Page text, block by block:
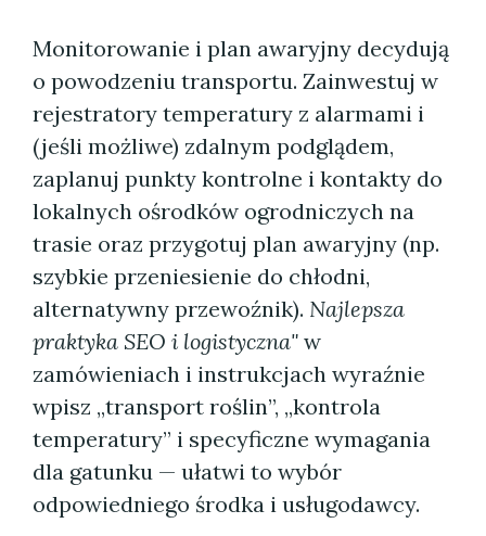
Monitorowanie i plan awaryjny decydują
o powodzeniu transportu. Zainwestuj w
rejestratory temperatury z alarmami i
(jeśli możliwe) zdalnym podglądem,
zaplanuj punkty kontrolne i kontakty do
lokalnych ośrodków ogrodniczych na
trasie oraz przygotuj plan awaryjny (np.
szybkie przeniesienie do chłodni,
alternatywny przewoźnik). Najlepsza
praktyka SEO i logistyczna" w
zamówieniach i instrukcjach wyraźnie
wpisz „transport roślin”, „kontrola
temperatury” i specyficzne wymagania
dla gatunku — ułatwi to wybór
odpowiedniego środka i usługodawcy.